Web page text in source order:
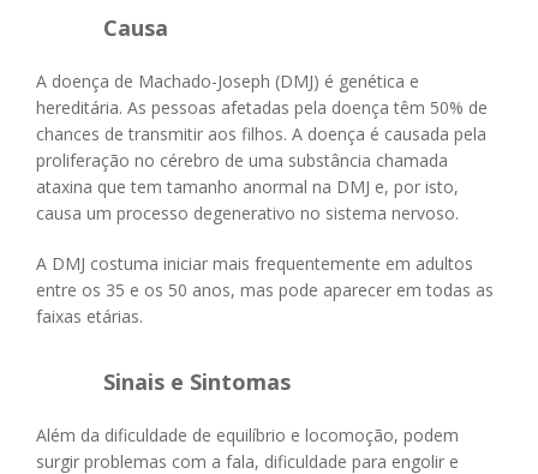
Causa
A doença de Machado-Joseph (DMJ) é genética e
hereditária. As pessoas afetadas pela doença têm 50% de
chances de transmitir aos filhos. A doença é causada pela
proliferação no cérebro de uma substância chamada
ataxina que tem tamanho anormal na DMJ e, por isto,
causa um processo degenerativo no sistema nervoso.
A DMJ costuma iniciar mais frequentemente em adultos
entre os 35 e os 50 anos, mas pode aparecer em todas as
faixas etárias.
Sinais e Sintomas
Além da dificuldade de equilíbrio e locomoção, podem
surgir problemas com a fala, dificuldade para engolir e